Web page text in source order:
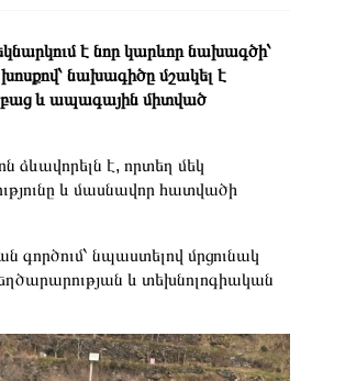
է նոր կարևոր նախագծի՝
նախագիծը մշակել է
բաց և ապագային միտված
է, որտեղ մեկ
և մասնավոր հատվածի
գործում՝ նպաստելով մրցունակ
և տեխնոլոգիական